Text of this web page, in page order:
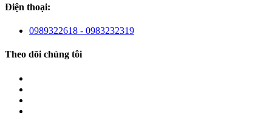
Điện thoại:
0989322618 - 0983232319
Theo dõi chúng tôi